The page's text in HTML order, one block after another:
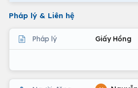
Pháp lý & Liên hệ
Pháp lý Giấy Hồng